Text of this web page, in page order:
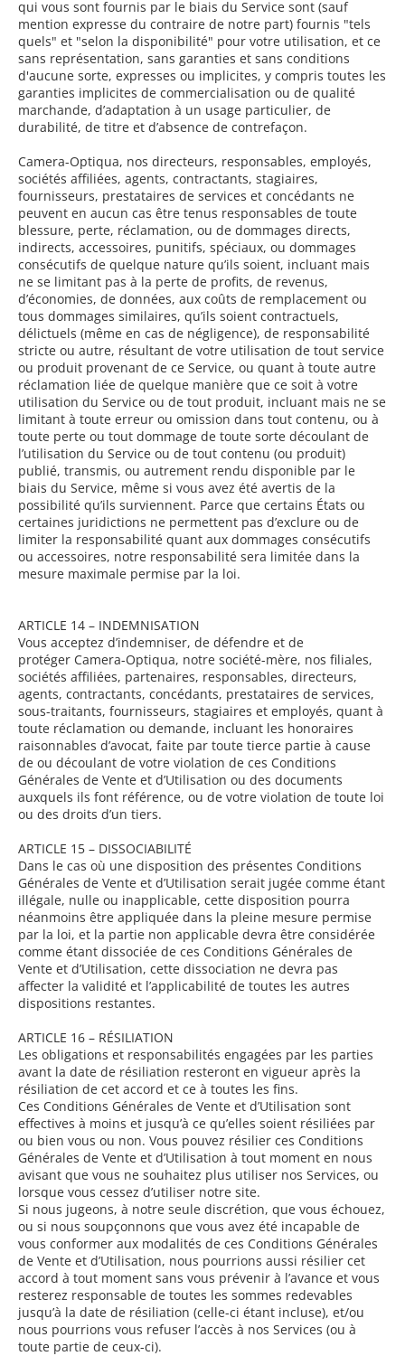
qui vous sont fournis par le biais du Service sont (sauf
mention expresse du contraire de notre part) fournis "tels
quels" et "selon la disponibilité" pour votre utilisation, et ce
sans représentation, sans garanties et sans conditions
d'aucune sorte, expresses ou implicites, y compris toutes les
garanties implicites de commercialisation ou de qualité
marchande, d’adaptation à un usage particulier, de
durabilité, de titre et d’absence de contrefaçon.
Camera-Optiqua, nos directeurs, responsables, employés,
sociétés affiliées, agents, contractants, stagiaires,
fournisseurs, prestataires de services et concédants ne
peuvent en aucun cas être tenus responsables de toute
blessure, perte, réclamation, ou de dommages directs,
indirects, accessoires, punitifs, spéciaux, ou dommages
consécutifs de quelque nature qu’ils soient, incluant mais
ne se limitant pas à la perte de profits, de revenus,
d’économies, de données, aux coûts de remplacement ou
tous dommages similaires, qu’ils soient contractuels,
délictuels (même en cas de négligence), de responsabilité
stricte ou autre, résultant de votre utilisation de tout service
ou produit provenant de ce Service, ou quant à toute autre
réclamation liée de quelque manière que ce soit à votre
utilisation du Service ou de tout produit, incluant mais ne se
limitant à toute erreur ou omission dans tout contenu, ou à
toute perte ou tout dommage de toute sorte découlant de
l’utilisation du Service ou de tout contenu (ou produit)
publié, transmis, ou autrement rendu disponible par le
biais du Service, même si vous avez été avertis de la
possibilité qu’ils surviennent. Parce que certains États ou
certaines juridictions ne permettent pas d’exclure ou de
limiter la responsabilité quant aux dommages consécutifs
ou accessoires, notre responsabilité sera limitée dans la
mesure maximale permise par la loi.
ARTICLE 14 – INDEMNISATION
Vous acceptez d’indemniser, de défendre et de
protéger Camera-Optiqua, notre société-mère, nos filiales,
sociétés affiliées, partenaires, responsables, directeurs,
agents, contractants, concédants, prestataires de services,
sous-traitants, fournisseurs, stagiaires et employés, quant à
toute réclamation ou demande, incluant les honoraires
raisonnables d’avocat, faite par toute tierce partie à cause
de ou découlant de votre violation de ces Conditions
Générales de Vente et d’Utilisation ou des documents
auxquels ils font référence, ou de votre violation de toute loi
ou des droits d’un tiers.
ARTICLE 15 – DISSOCIABILITÉ
Dans le cas où une disposition des présentes Conditions
Générales de Vente et d’Utilisation serait jugée comme étant
illégale, nulle ou inapplicable, cette disposition pourra
néanmoins être appliquée dans la pleine mesure permise
par la loi, et la partie non applicable devra être considérée
comme étant dissociée de ces Conditions Générales de
Vente et d’Utilisation, cette dissociation ne devra pas
affecter la validité et l’applicabilité de toutes les autres
dispositions restantes.
ARTICLE 16 – RÉSILIATION
Les obligations et responsabilités engagées par les parties
avant la date de résiliation resteront en vigueur après la
résiliation de cet accord et ce à toutes les fins.
Ces Conditions Générales de Vente et d’Utilisation sont
effectives à moins et jusqu’à ce qu’elles soient résiliées par
ou bien vous ou non. Vous pouvez résilier ces Conditions
Générales de Vente et d’Utilisation à tout moment en nous
avisant que vous ne souhaitez plus utiliser nos Services, ou
lorsque vous cessez d’utiliser notre site.
Si nous jugeons, à notre seule discrétion, que vous échouez,
ou si nous soupçonnons que vous avez été incapable de
vous conformer aux modalités de ces Conditions Générales
de Vente et d’Utilisation, nous pourrions aussi résilier cet
accord à tout moment sans vous prévenir à l’avance et vous
resterez responsable de toutes les sommes redevables
jusqu’à la date de résiliation (celle-ci étant incluse), et/ou
nous pourrions vous refuser l’accès à nos Services (ou à
toute partie de ceux-ci).